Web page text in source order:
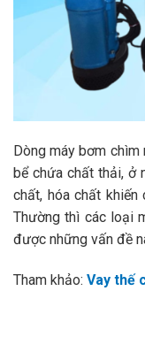
Dòng máy bơm
bể chứa chất thải, ở
chất, hóa chất khiến
Thường thì các loại
được những vấn đề
Tham khảo: Vay thế